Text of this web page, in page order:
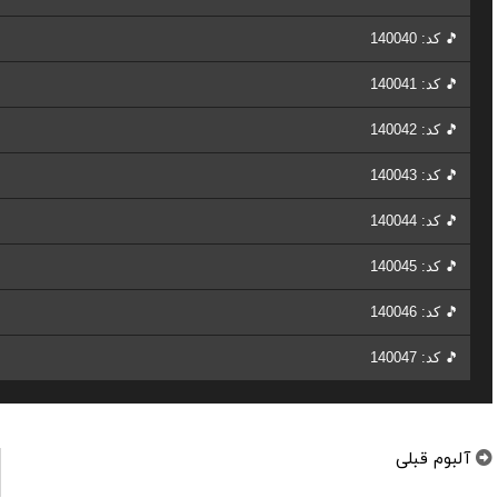
🎵 کد: 140040
🎵 کد: 140041
🎵 کد: 140042
🎵 کد: 140043
🎵 کد: 140044
🎵 کد: 140045
🎵 کد: 140046
🎵 کد: 140047
آلبوم قبلی